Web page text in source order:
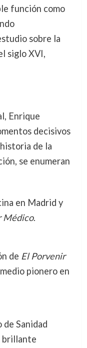
función como
sobre la
siglo XVI,
Enrique
decisivos
de la
se enumeran
en Madrid y
Médico.
de El Porvenir
pionero en
de Sanidad
brillante